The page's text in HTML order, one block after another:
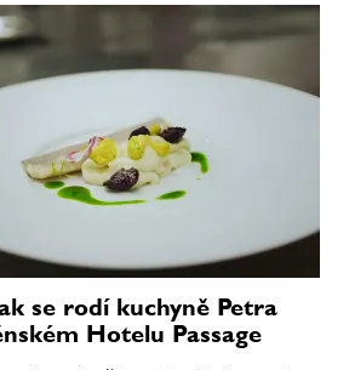
se rodí kuchyně Petra
Hotelu Passage